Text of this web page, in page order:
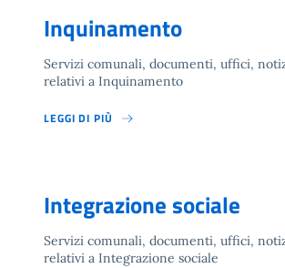
Inquinamento
Servizi comunali, documenti, uffici,
relativi a Inquinamento
LEGGI DI PIÙ
Integrazione sociale
Servizi comunali, documenti, uffici,
relativi a Integrazione sociale